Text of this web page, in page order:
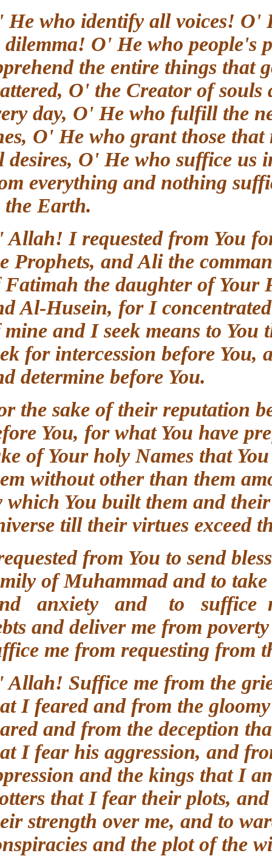
O' He who identify all voices!
in dilemma! O' He who
apprehend the entire things
scattered, O' the Creator of
every day, O' He who fulfill
ones, O' He who grant those
all desires, O' He who suffice
from everything and nothing
in the Earth.
O' Allah! I requested from You
the Prophets, and Ali the
of Fatimah the daughter of
and Al-Husein, for I
of mine and I seek means to
seek for intercession before
and determine before You.
For the sake of their
before You, for what You have
sake of Your holy Names that
them without other than them
by which You built them and
universe till their virtues
I requested from You to send
family of Muhammad and to
and anxiety and to
debts and deliver me from
suffice me from requesting
O' Allah! Suffice me from the
that I feared and from the
scared and from the deception
that I fear his aggression, and
oppression and the kings that
plotters that I fear their plots,
their strength over me, and to
conspiracies and the plot of the